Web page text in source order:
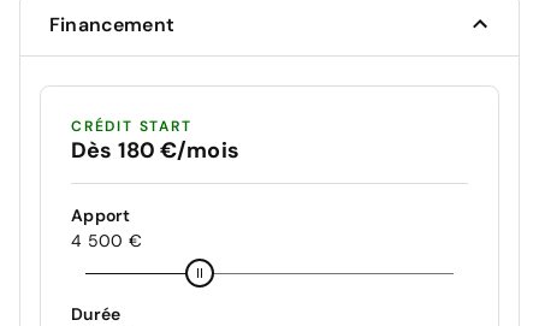
Financement
CRÉDIT START
Dès 180 €/mois
Apport
4 500 €
Durée